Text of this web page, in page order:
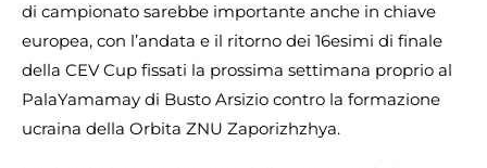
di campionato sarebbe importante anche in chiave
europea, con l’andata e il ritorno dei 16esimi di finale
della CEV Cup fissati la prossima settimana proprio al
PalaYamamay di Busto Arsizio contro la formazione
ucraina della Orbita ZNU Zaporizhzhya.